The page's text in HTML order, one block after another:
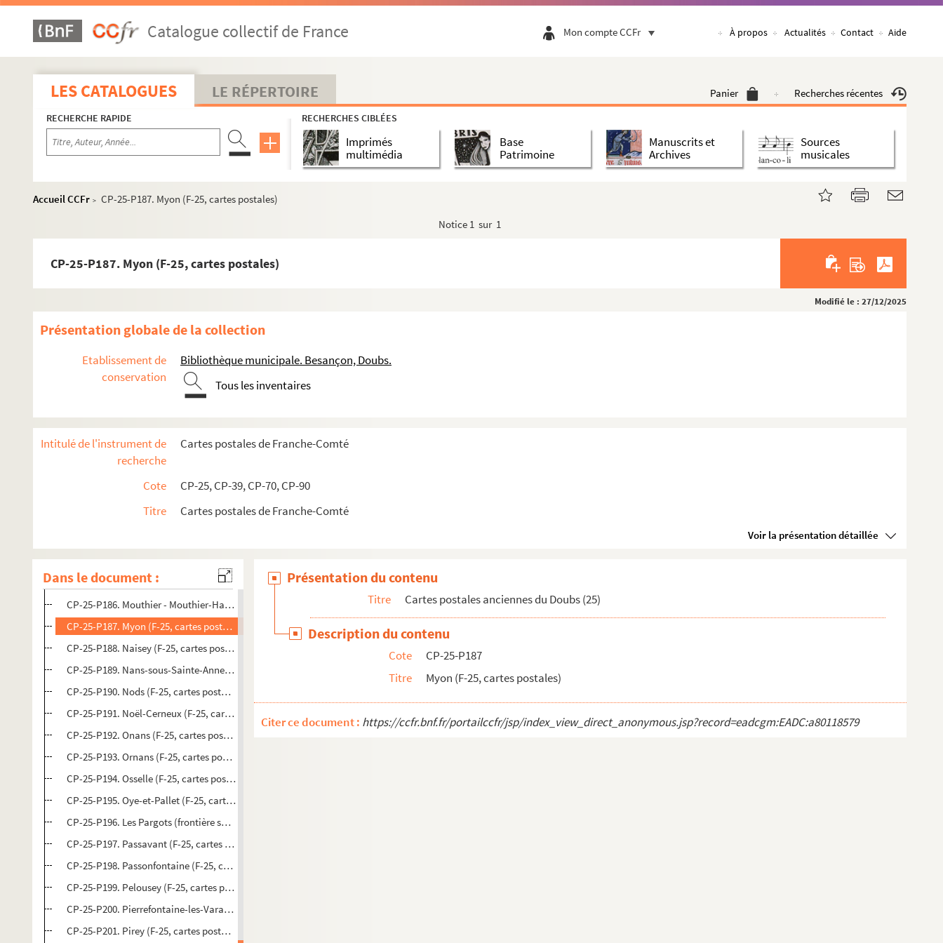
Catalogue collectif de France Mon compte CCFr À propos Actualités Contact Aide
LES CATALOGUES LE RÉPERTOIRE Panier Recherches récentes
RECHERCHE RAPIDE RECHERCHES CIBLÉES
Imprimés
multimédia
Base
Patrimoine
Manuscrits et
Archives
Sources
musicales
Accueil CCFr > CP-25-P187. Myon (F-25, cartes postales)
Notice 1 sur 1
CP-25-P187. Myon (F-25, cartes postales)
Modifié le : 27/12/2025
Présentation globale de la collection
Etablissement de
conservation
Bibliothèque municipale. Besançon, Doubs.
Tous les inventaires
Intitulé de l'instrument de
recherche
Cartes postales de Franche-Comté
Cote
CP-25, CP-39, CP-70, CP-90
Titre
Cartes postales de Franche-Comté
Voir la présentation détaillée
Dans le document :
CP-25-P158. Mercy-sous-Montrond (F-25, cartes postales)
CP-25-P159. Meslières (F-25, cartes postales)
CP-25-P161. Miserey (F-25, cartes postales)
CP-25-P162. Moncey (F-25, cartes postales)
CP-25-P163. Montagnes (forêts) (F-25, cartes postales)
CP-25-P164. Montagnes (pâturages) (F-25, cartes postales)
CP-25-P165. Montagney (F-25, cartes postales)
CP-25-P170. Montbéliard (folklore) (F-25, cartes postales)
CP-25-P173. Le Mont d'Or (F-25, cartes postales)
CP-25-P175. Montferrand (F-25, cartes postales)
CP-25-P176. Montgesoye (F-25, cartes postales)
CP-25-P178. Moron (F-25, cartes postales)
CP-25-P179. Morre (F-25, cartes postales)
CP-25-P181. Morteau (F-25, cartes postales)
CP-25-P182. Morteau (environs) (F-25, cartes postales)
CP-25-P184. Mouthier - Mouthier-Haute-Pierre (F-25, cartes postales)
CP-25-P185. Mouthier - Mouthier-Haute-Pierre (F-25, cartes postales)
CP-25-P186. Mouthier - Mouthier-Haute-Pierre (F-25, cartes postales)
CP-25-P187. Myon (F-25, cartes postales)
CP-25-P188. Naisey (F-25, cartes postales)
CP-25-P189. Nans-sous-Sainte-Anne (F-25, cartes postales)
CP-25-P190. Nods (F-25, cartes postales)
CP-25-P191. Noël-Cerneux (F-25, cartes postales)
CP-25-P192. Onans (F-25, cartes postales)
CP-25-P193. Ornans (F-25, cartes postales)
CP-25-P194. Osselle (F-25, cartes postales)
CP-25-P195. Oye-et-Pallet (F-25, cartes postales)
CP-25-P196. Les Pargots (frontière suisse) (F-25, cartes postales)
CP-25-P197. Passavant (F-25, cartes postales)
CP-25-P198. Passonfontaine (F-25, cartes postales)
CP-25-P199. Pelousey (F-25, cartes postales)
CP-25-P200. Pierrefontaine-les-Varans (F-25, cartes postales)
CP-25-P201. Pirey (F-25, cartes postales)
Présentation du contenu
Titre Cartes postales anciennes du Doubs (25)
Description du contenu
Cote
CP-25-P187
Titre
Myon (F-25, cartes postales)
Citer ce document : https://ccfr.bnf.fr/portailccfr/jsp/index_view_direct_anonymous.jsp?record=eadcgm:EADC:a80118579